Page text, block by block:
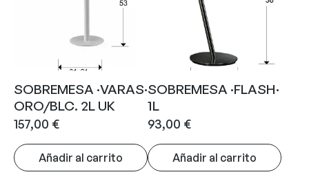
SOBREMESA ·VARAS·
ORO/BLC. 2L UK
157,00 €
Añadir al carrito
SOBREMESA ·FLASH·
1L
93,00 €
Añadir al carrito